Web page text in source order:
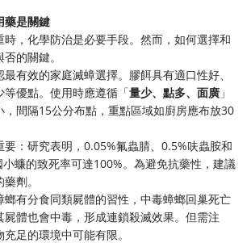
藥是關鍵
，化學防治是必要手段。然而，如何選擇和
的關鍵。
有效的家庭滅蟑選擇。膠餌具有適口性好、
等優點。使用時應遵循「量少、點多、面廣 」
，間隔15公分布點，重點區域如廚房應布放30
要：研究表明，0.05%氟蟲腈、0.5%呋蟲胺和
蠊的致死率可達100%。為避免抗藥性，建議
劑。
螂有分食同類屍體的習性，中毒蟑螂回巢死亡
體也會中毒，形成連鎖殺滅效果。但需注
足的環境中可能有限。